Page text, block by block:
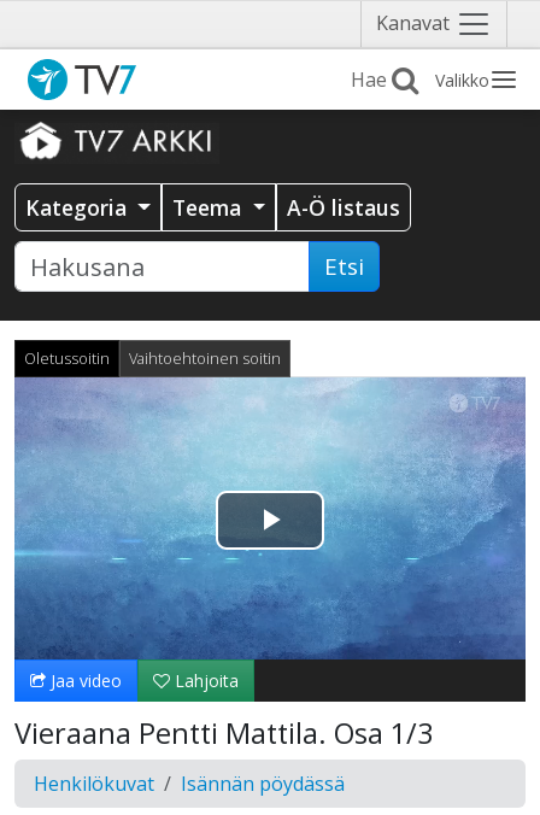
Kanavat Näytä
valikko
Valikko
Kategoria Teema A-Ö listaus
Etsi
Oletussoitin Vaihtoehtoinen soitin
Toista
Video
Jaa video Lahjoita
Vieraana Pentti Mattila. Osa 1/3
Henkilökuvat Isännän pöydässä